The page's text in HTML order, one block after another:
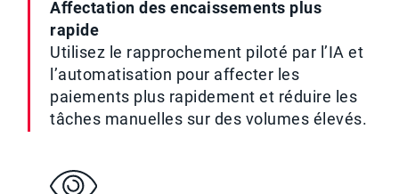
Affectation des encaissements plus
rapide
Utilisez le rapprochement piloté par l’IA et
l’automatisation pour affecter les
paiements plus rapidement et réduire les
tâches manuelles sur des volumes élevés.